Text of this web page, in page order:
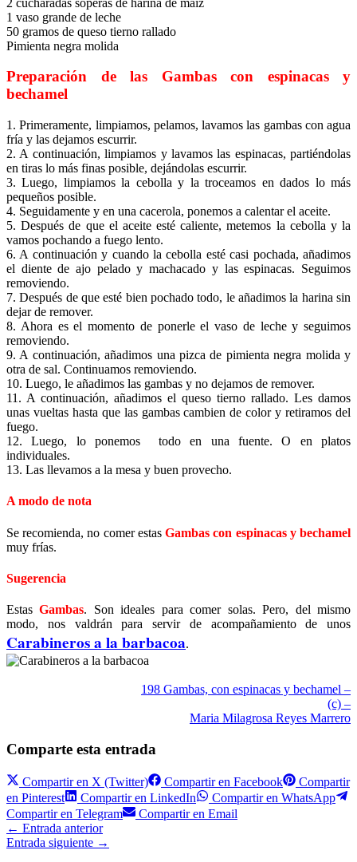
1 vaso grande de leche
50 gramos de queso tierno rallado
Pimienta negra molida
Preparación de las Gambas con espinacas y
bechamel
1. Primeramente, limpiamos, pelamos, lavamos las gambas con agua
fría y las dejamos escurrir.
2. A continuación, limpiamos y lavamos las espinacas, partiéndolas
en tiras lo más finas posible, dejándolas escurrir.
3. Luego, limpiamos la cebolla y la troceamos en dados lo más
pequeños posible.
4. Seguidamente y en una cacerola, ponemos a calentar el aceite.
5. Después de que el aceite esté caliente, metemos la cebolla y la
vamos pochando a fuego lento.
6. A continuación y cuando la cebolla esté casi pochada, añadimos
el diente de ajo pelado y machacado y las espinacas. Seguimos
removiendo.
7. Después de que esté bien pochado todo, le añadimos la harina sin
dejar de remover.
8. Ahora es el momento de ponerle el vaso de leche y seguimos
removiendo.
9. A continuación, añadimos una pizca de pimienta negra molida y
otra de sal. Continuamos removiendo.
10. Luego, le añadimos las gambas y no dejamos de remover.
11. A continuación, añadimos el queso tierno rallado. Les damos
unas vueltas hasta que las gambas cambien de color y retiramos del
fuego.
12. Luego, lo ponemos todo en una fuente. O en platos
individuales.
13. Las llevamos a la mesa y buen provecho.
A modo de nota
Se recomienda, no comer estasGambas con espinacas y bechamel
muy frías.
Sugerencia
EstasGambas. Son ideales para comer solas. Pero, del mismo
modo, nos valdrán para servir de acompañamiento de unos
Carabineros a la barbacoa.
198 Gambas, con espinacas y bechamel –
(c) –
Maria Milagrosa Reyes Marrero
Comparte esta entrada
Compartir en X (Twitter) Compartir en Facebook
Compartir
en Pinterest Compartir en LinkedIn Compartir en WhatsApp
Compartir en Telegram Compartir en Email
← Entrada anterior
Entrada siguiente →